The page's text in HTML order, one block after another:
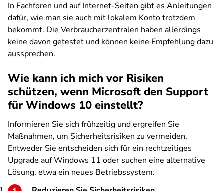
In Fachforen und auf Internet-Seiten gibt es Anleitungen
dafür, wie man sie auch mit lokalem Konto trotzdem
bekommt. Die Verbraucherzentralen haben allerdings
keine davon getestet und können keine Empfehlung dazu
aussprechen.
Wie kann ich mich vor Risiken
schützen, wenn Microsoft den Support
für Windows 10 einstellt?
Informieren Sie sich frühzeitig und ergreifen Sie
Maßnahmen, um Sicherheitsrisiken zu vermeiden.
Entweder Sie entscheiden sich für ein rechtzeitiges
Upgrade auf Windows 11 oder suchen eine alternative
Lösung, etwa ein neues Betriebssystem.